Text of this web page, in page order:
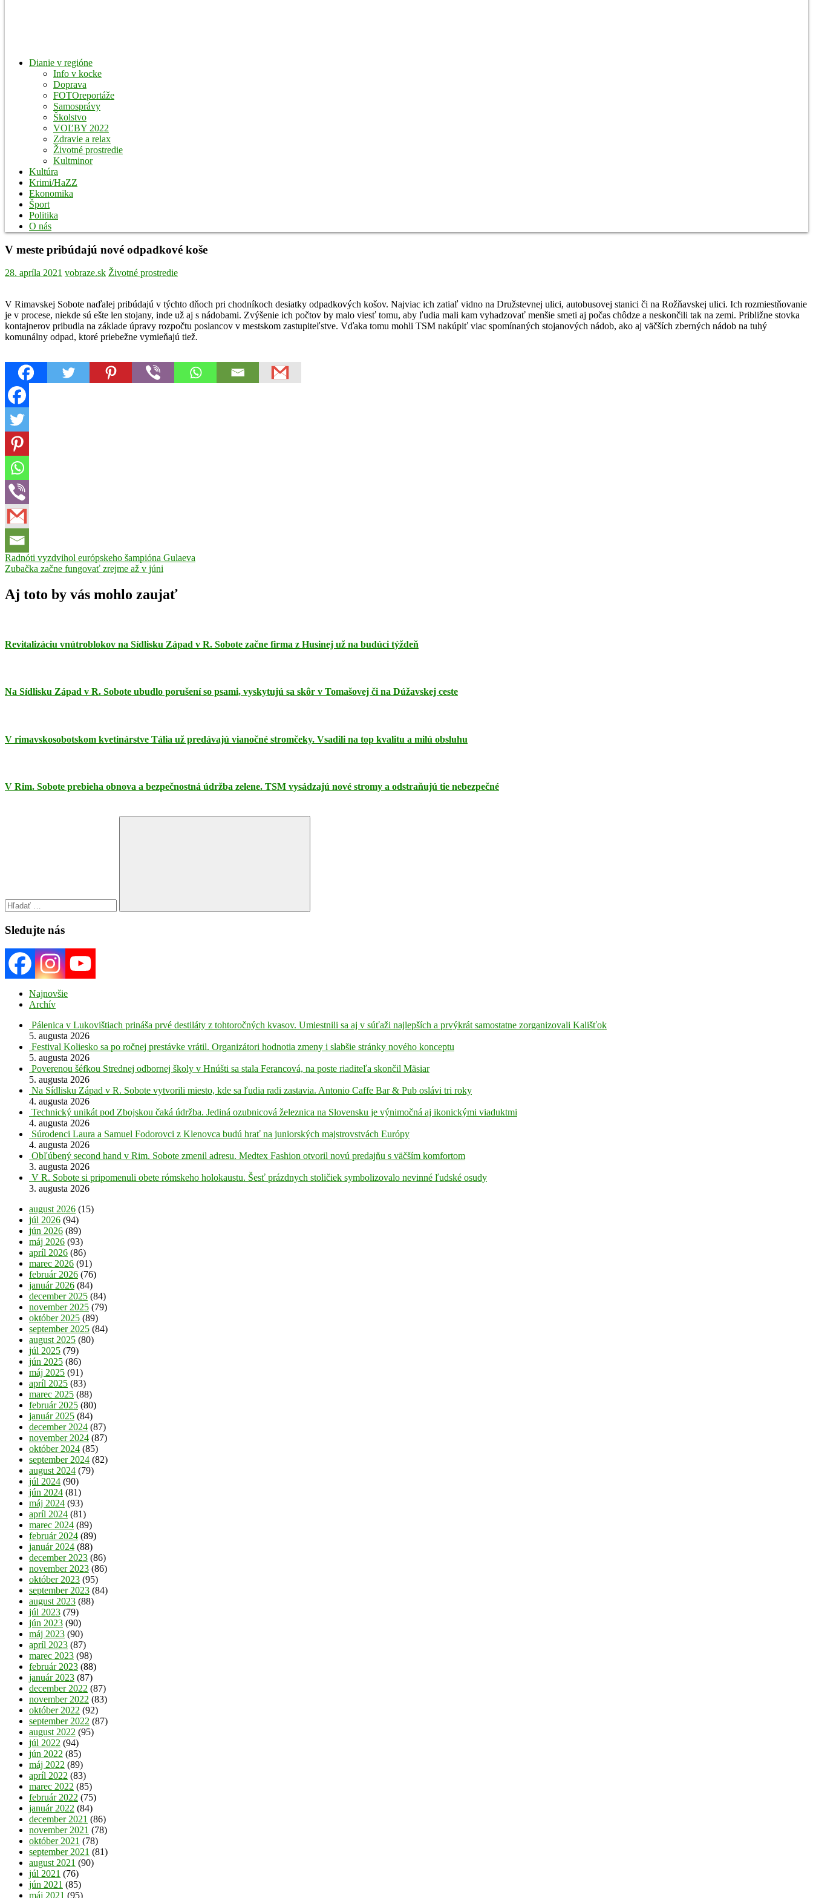
Dianie v regióne
Info v kocke
Doprava
FOTOreportáže
Samosprávy
Školstvo
VOĽBY 2022
Zdravie a relax
Životné prostredie
Kultminor
Kultúra
Krimi/HaZZ
Ekonomika
Šport
Politika
O nás
V meste pribúdajú nové odpadkové koše
28. apríla 2021 vobraze.sk Životné prostredie
V Rimavskej Sobote naďalej pribúdajú v týchto dňoch pri chodníkoch desiatky odpadkových košov. Najviac ich zatiaľ vidno na Družstevnej ulici, autobusovej stanici či na Rožňavskej ulici. Ich rozmiestňovanie
je v procese, niekde sú ešte len stojany, inde už aj s nádobami. Zvýšenie ich počtov by malo viesť tomu, aby ľudia mali kam vyhadzovať menšie smeti aj počas chôdze a neskončili tak na zemi. Približne stovka
kontajnerov pribudla na základe úpravy rozpočtu poslancov v mestskom zastupiteľstve. Vďaka tomu mohli TSM nakúpiť viac spomínaných stojanových nádob, ako aj väčších zberných nádob na tuhý
komunálny odpad, ktoré priebežne vymieňajú tiež.
odpadkové
košeodpadkysmetiTSM
Navigácia
v
článku
Previous
Post:
Radnóti vyzdvihol európskeho šampióna Gulaeva
Next
Zubačka začne fungovať zrejme až v júni
Aj toto by vás mohlo zaujať
Revitalizáciu vnútroblokov na Sídlisku Západ v R. Sobote začne firma z Husinej už na budúci týždeň
Na Sídlisku Západ v R. Sobote ubudlo porušení so psami, vyskytujú sa skôr v Tomašovej či na Dúžavskej ceste
V rimavskosobotskom kvetinárstve Tália už predávajú vianočné stromčeky. Vsadili na top kvalitu a milú obsluhu
V Rim. Sobote prebieha obnova a bezpečnostná údržba zelene. TSM vysádzajú nové stromy a odstraňujú tie nebezpečné
Search
Sledujte nás
Najnovšie
Archív
Pálenica v Lukovištiach prináša prvé destiláty z tohtoročných kvasov. Umiestnili sa aj v súťaži najlepších a prvýkrát samostatne zorganizovali Kališťok
5. augusta 2026
Festival Koliesko sa po ročnej prestávke vrátil. Organizátori hodnotia zmeny i slabšie stránky nového konceptu
5. augusta 2026
Poverenou šéfkou Strednej odbornej školy v Hnúšti sa stala Ferancová, na poste riaditeľa skončil Mäsiar
5. augusta 2026
Na Sídlisku Západ v R. Sobote vytvorili miesto, kde sa ľudia radi zastavia. Antonio Caffe Bar & Pub oslávi tri roky
4. augusta 2026
Technický unikát pod Zbojskou čaká údržba. Jediná ozubnicová železnica na Slovensku je výnimočná aj ikonickými viaduktmi
4. augusta 2026
Súrodenci Laura a Samuel Fodorovci z Klenovca budú hrať na juniorských majstrovstvách Európy
4. augusta 2026
Obľúbený second hand v Rim. Sobote zmenil adresu. Medtex Fashion otvoril novú predajňu s väčším komfortom
3. augusta 2026
V R. Sobote si pripomenuli obete rómskeho holokaustu. Šesť prázdnych stoličiek symbolizovalo nevinné ľudské osudy
3. augusta 2026
august 2026 (15)
júl 2026 (94)
jún 2026 (89)
máj 2026 (93)
apríl 2026 (86)
marec 2026 (91)
február 2026 (76)
január 2026 (84)
december 2025 (84)
november 2025 (79)
október 2025 (89)
september 2025 (84)
august 2025 (80)
júl 2025 (79)
jún 2025 (86)
máj 2025 (91)
apríl 2025 (83)
marec 2025 (88)
február 2025 (80)
január 2025 (84)
december 2024 (87)
november 2024 (87)
október 2024 (85)
september 2024 (82)
august 2024 (79)
júl 2024 (90)
jún 2024 (81)
máj 2024 (93)
apríl 2024 (81)
marec 2024 (89)
február 2024 (89)
január 2024 (88)
december 2023 (86)
november 2023 (86)
október 2023 (95)
september 2023 (84)
august 2023 (88)
júl 2023 (79)
jún 2023 (90)
máj 2023 (90)
apríl 2023 (87)
marec 2023 (98)
február 2023 (88)
január 2023 (87)
december 2022 (87)
november 2022 (83)
október 2022 (92)
september 2022 (87)
august 2022 (95)
júl 2022 (94)
jún 2022 (85)
máj 2022 (89)
apríl 2022 (83)
marec 2022 (85)
február 2022 (75)
január 2022 (84)
december 2021 (86)
november 2021 (78)
október 2021 (78)
september 2021 (81)
august 2021 (90)
júl 2021 (76)
jún 2021 (85)
máj 2021 (95)